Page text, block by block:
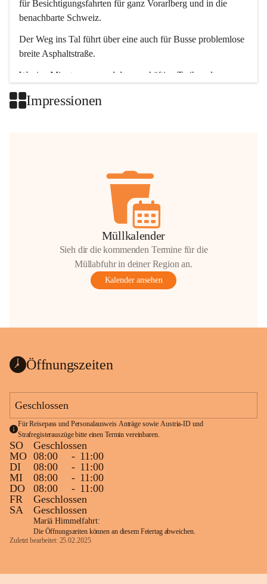
für Besichtigungsfahrten für ganz Vorarlberg und in die
benachbarte Schweiz.
Der Weg ins Tal führt über eine auch für Busse problemlose
breite Asphaltstraße.
Wenige Minuten nur, und das geschäftige Treiben der
Impressionen
Müllkalender
Sieh dir die kommenden Termine für die
Müllabfuhr in deiner Region an.
Kalender ansehen
Öffnungszeiten
Geschlossen
Für Reisepass und Personalausweis Anträge sowie Austria-ID und
Strafregisterauszüge bitte einen Termin vereinbaren.
SO
Geschlossen
MO 08:00 - 11:00
DI
08:00 - 11:00
MI
08:00 - 11:00
DO
08:00 - 11:00
FR
Geschlossen
SA
Geschlossen
Mariä Himmelfahrt:
Die Öffnungszeiten können an diesem Feiertag abweichen.
Zuletzt bearbeitet: 25.02.2025